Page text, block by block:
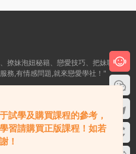
提交
試學及購買課程的參考，
習請購買正版課程！如若
！